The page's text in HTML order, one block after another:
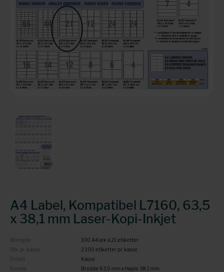
A4 Label, Kompatibel L7160, 63,5
x 38,1 mm Laser-Kopi-Inkjet
Mængde
100 A4 ark á 21 etiketter
Stk. pr. kasse
2.100 etiketter pr. kasse
Enhed
Kasse
Format
Bredde 63,5 mm x Højde 38,1 mm